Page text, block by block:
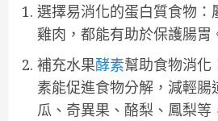
選擇易消化的蛋白質食物：
雞肉，都能有助於保護腸胃
補充水果酵素幫助食物消化
素能促進食物分解，減輕腸
瓜、奇異果、酪梨、鳳梨等